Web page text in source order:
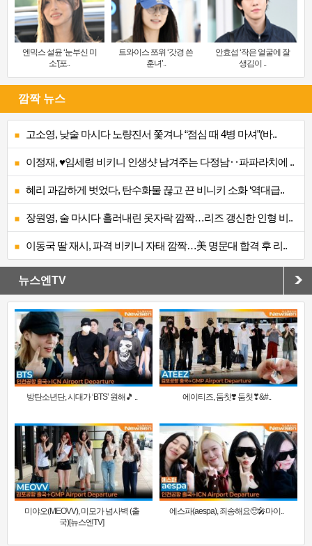
엔믹스 설윤 ‘눈부신 미
소’[포..
트와이스 쯔위 ‘갓경 쓴
훈녀’..
안효섭 ‘작은 얼굴에 잘
생김이 ..
깜짝 뉴스
고소영, 낮술 마시다 노량진서 쫓겨나 “점심 때 4병 마셔”(바..
이정재, ♥임세령 비키니 인생샷 남겨주는 다정남‥파파라치에 ..
혜리 과감하게 벗었다, 탄수화물 끊고 끈 비니키 소화 ‘역대급..
장원영, 술 마시다 흘러내린 옷자락 깜짝…리즈 갱신한 인형 비..
이동국 딸 재시, 파격 비키니 자태 깜짝…美 명문대 합격 후 리..
뉴스엔TV
방탄소년단, 시대가 ‘BTS’ 원해🎵 .. 에이티즈, 둠칫❣️ 둠칫❣&#..
미야오(MEOVV), 미모가 넘사벽 (출
국)[뉴스엔TV]
에스파(aespa), 죄송해요🥺🎤마이..